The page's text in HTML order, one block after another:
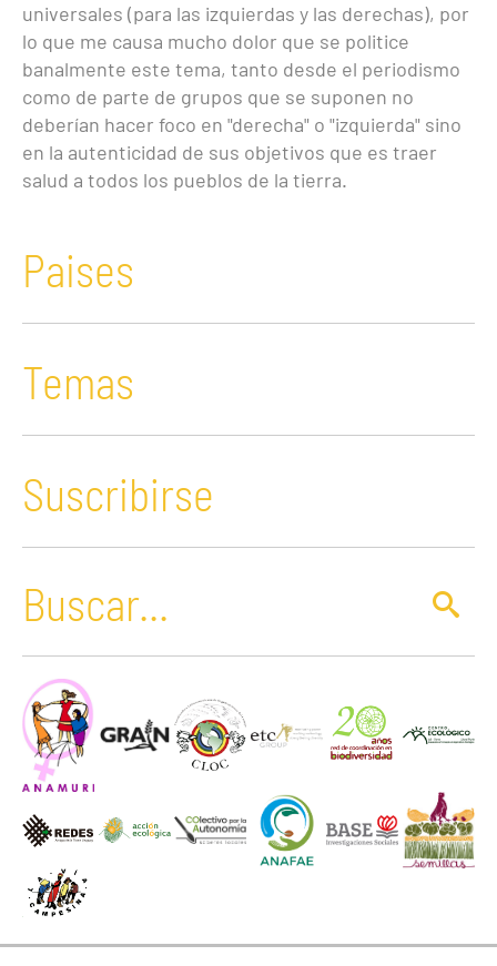
universales (para las izquierdas y las derechas), por
lo que me causa mucho dolor que se politice
banalmente este tema, tanto desde el periodismo
como de parte de grupos que se suponen no
deberían hacer foco en "derecha" o "izquierda" sino
en la autenticidad de sus objetivos que es traer
salud a todos los pueblos de la tierra.
Paises
Temas
Suscribirse